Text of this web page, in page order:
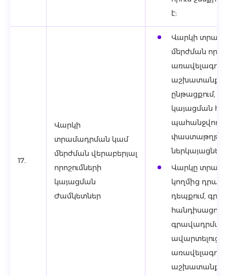
է:
17.
Վարկի
տրամադրման կամ
մերժման վերաբերյալ
որոշումների
կայացման
Ժամկետներ
Վարկի
մերժման
ընթացքում,
կայացման
պահանջվող
Վարկը
կողմից
դեպքում,
հանդիսացող
գրավադրման
ավարտելուց